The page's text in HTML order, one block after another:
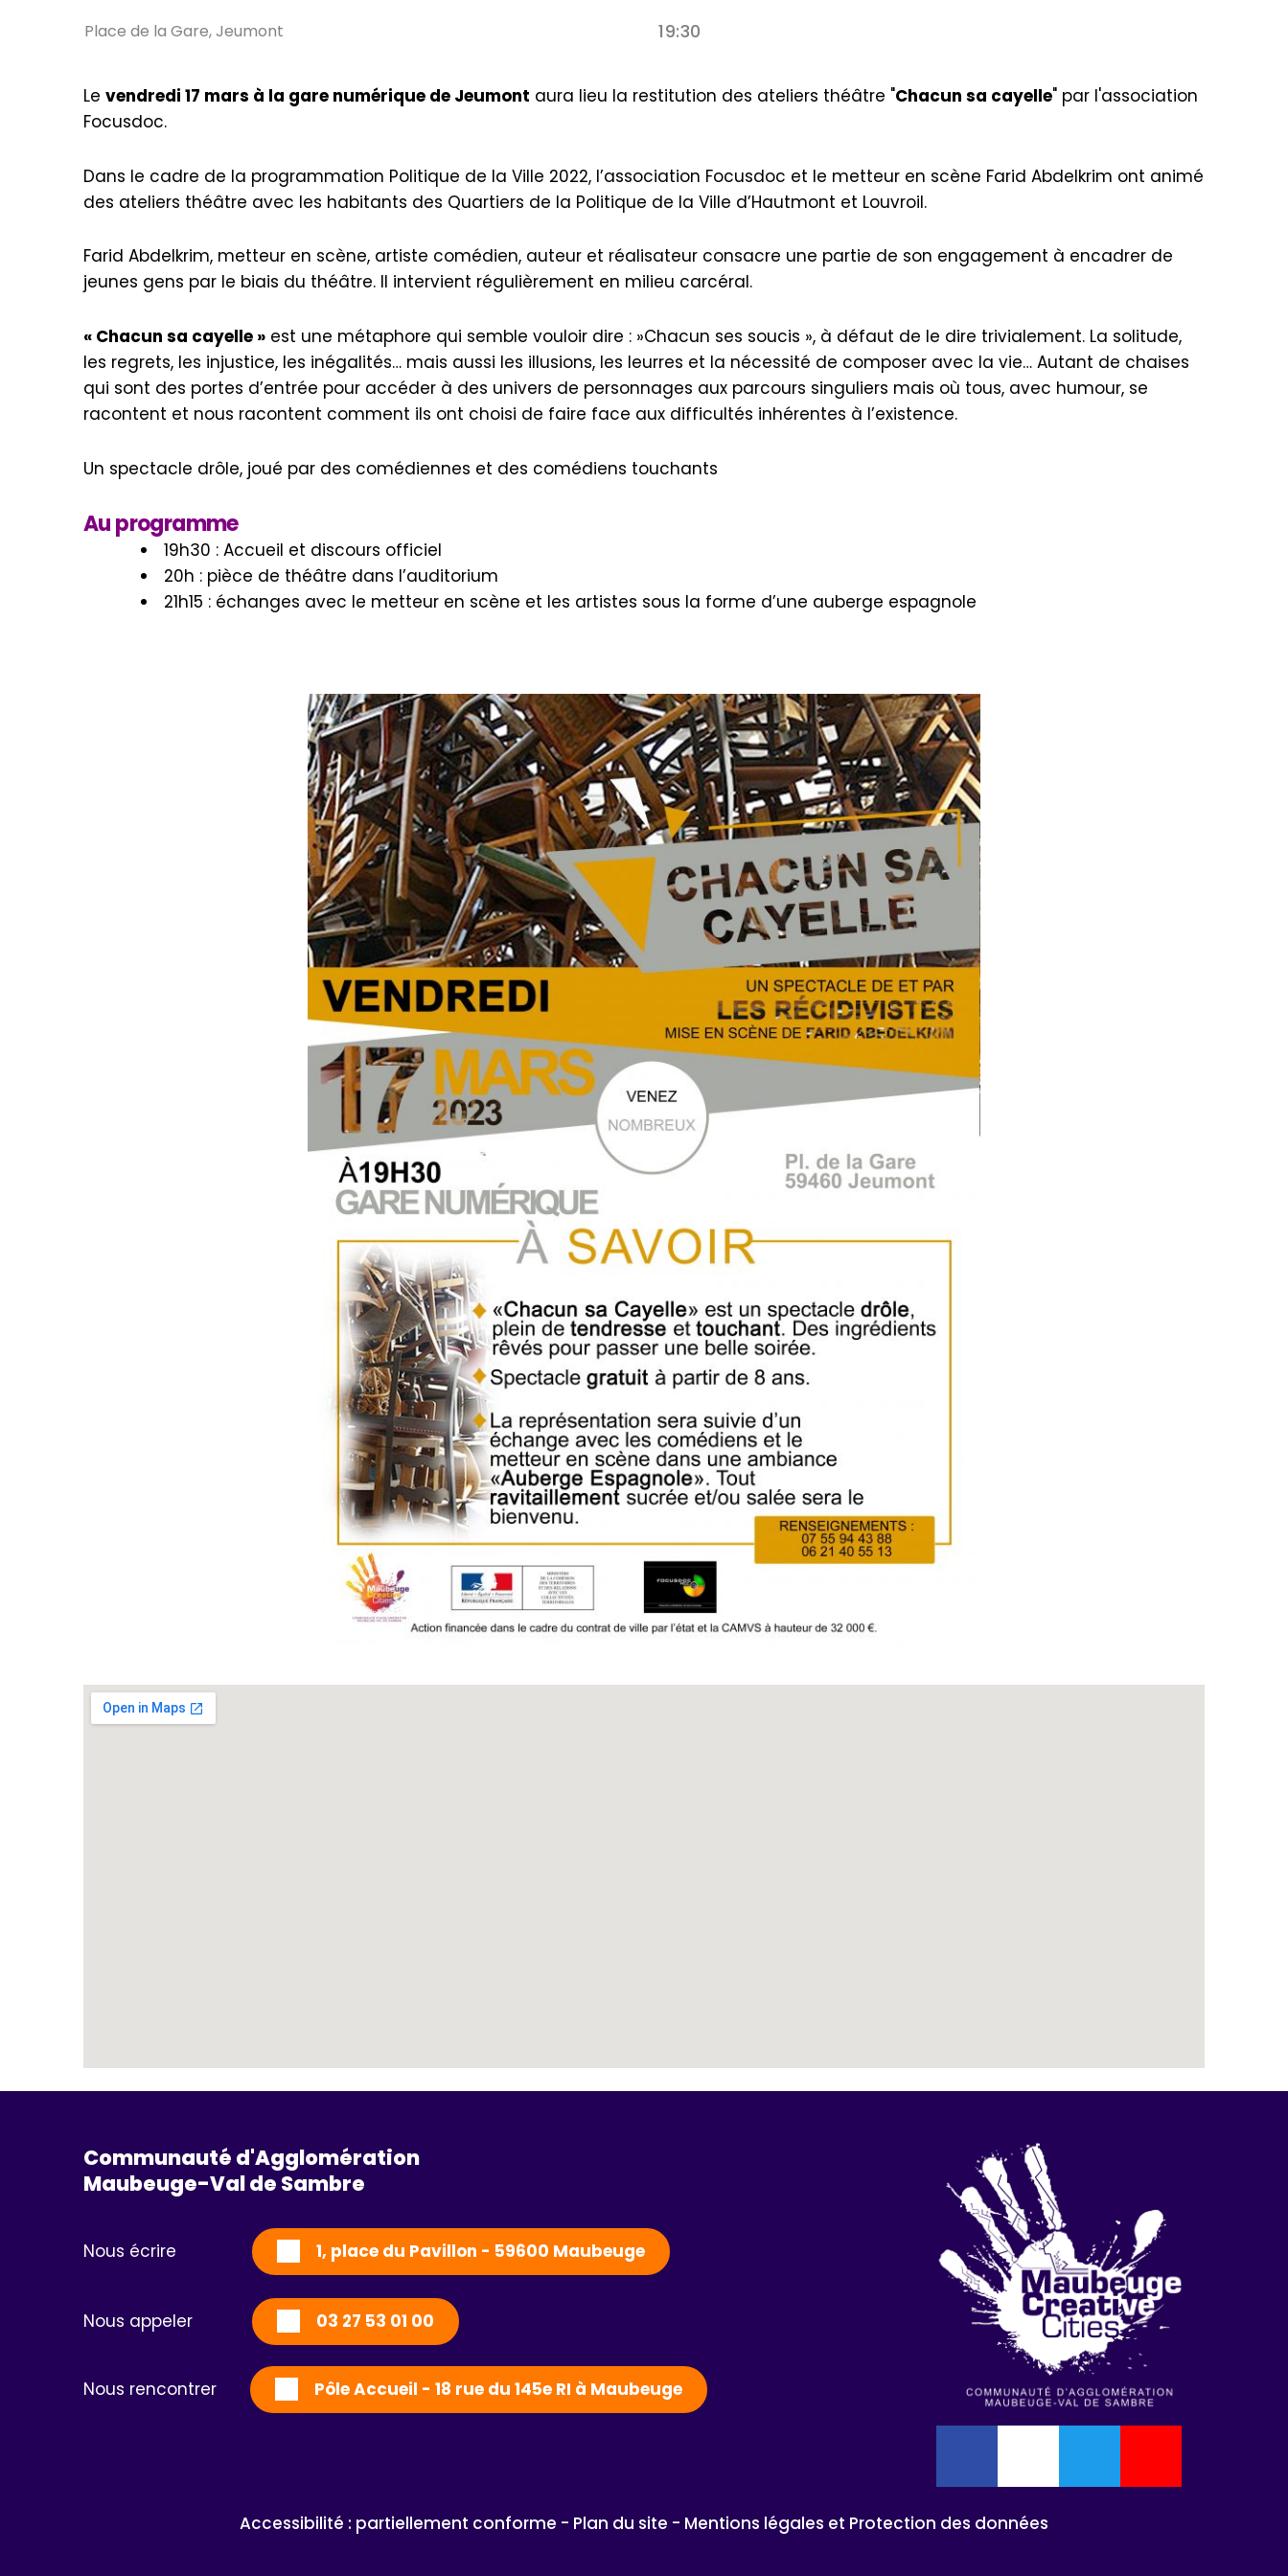
Place de la Gare, Jeumont 19:30
Le vendredi 17 mars à la gare numérique de Jeumont aura lieu la restitution des ateliers théâtre "Chacun sa cayelle" par l'association
Focusdoc.
Dans le cadre de la programmation Politique de la Ville 2022, l’association Focusdoc et le metteur en scène Farid Abdelkrim ont animé
des ateliers théâtre avec les habitants des Quartiers de la Politique de la Ville d’Hautmont et Louvroil.
Farid Abdelkrim, metteur en scène, artiste comédien, auteur et réalisateur consacre une partie de son engagement à encadrer de
jeunes gens par le biais du théâtre. Il intervient régulièrement en milieu carcéral.
« Chacun sa cayelle » est une métaphore qui semble vouloir dire : »Chacun ses soucis », à défaut de le dire trivialement. La solitude,
les regrets, les injustice, les inégalités… mais aussi les illusions, les leurres et la nécessité de composer avec la vie… Autant de chaises
qui sont des portes d’entrée pour accéder à des univers de personnages aux parcours singuliers mais où tous, avec humour, se
racontent et nous racontent comment ils ont choisi de faire face aux difficultés inhérentes à l’existence.
Un spectacle drôle, joué par des comédiennes et des comédiens touchants
Au programme
19h30 : Accueil et discours officiel
20h : pièce de théâtre dans l’auditorium
21h15 : échanges avec le metteur en scène et les artistes sous la forme d’une auberge espagnole
Communauté d'Agglomération
Maubeuge-Val de Sambre
Nous écrire 1, place du Pavillon - 59600 Maubeuge
Nous appeler 03 27 53 01 00
Nous rencontrer Pôle Accueil - 18 rue du 145e RI à Maubeuge
Accessibilité : partiellement conforme - Plan du site - Mentions légales et Protection des données